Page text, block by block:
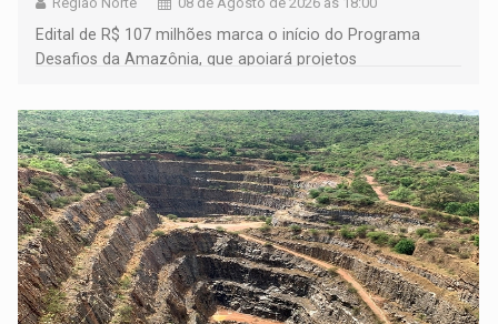
Edital de R$ 107 milhões marca o início do Programa
Desafios da Amazônia, que apoiará projetos
submissão de pré-propostas poderá ser feita até 1º de
setembro